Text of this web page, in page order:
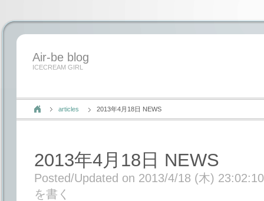
Air-be blog
ICECREAM GIRL
articles 2013年4月18日 NEWS
2013年4月18日 NEWS
Posted/Updated on 2013/4/18 (木) 23:02:10
を書く